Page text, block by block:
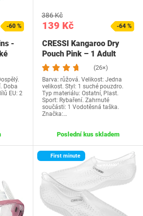
-60 %
-
Doba
EU: 2
139 Kč
386 Kč
-64 %
CRESSI Kangaroo Dry
Pouch Pink – 1 Adult
Kangaroo Dry Pouch…
(26×)
Barva: růžová. Velikost: Jedna
velikost. Styl: 1 suché pouzdro.
Typ materiálu: Ostatní, Plast.
Sport: Rybaření. Zahrnuté
součásti: 1 Vodotěsná taška.
Značka:…
Poslední kus skladem
First minute